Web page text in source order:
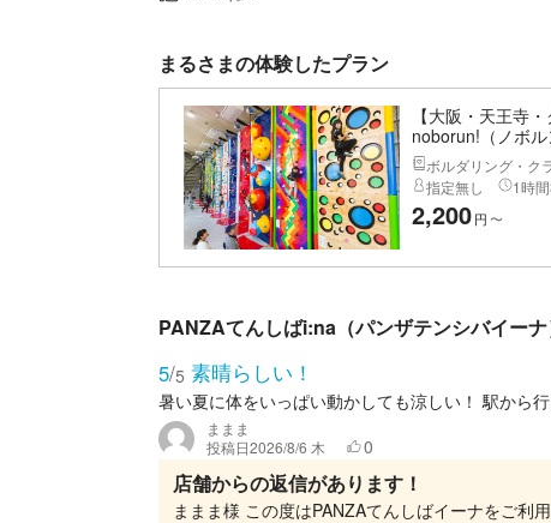
まるさまの体験したプラン
【大阪・天王寺
noborun!（ノボル
ボルダリング・ク
指定無し
1時
2,200円 〜
PANZAてんしばi:na（パンザテンシバイーナ
5/5 素晴らしい！
暑い夏に体をいっぱい動かしても涼しい！ 駅から
ままま
投稿日2026/8/6 木 0
店舗からの返信があります！